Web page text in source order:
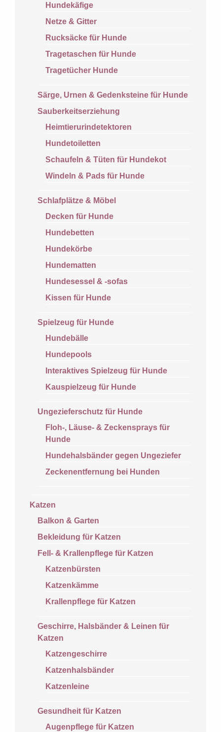
Hundekäfige
Netze & Gitter
Rucksäcke für Hunde
Tragetaschen für Hunde
Tragetücher Hunde
Särge, Urnen & Gedenksteine für Hunde
Sauberkeitserziehung
Heimtierurindetektoren
Hundetoiletten
Schaufeln & Tüten für Hundekot
Windeln & Pads für Hunde
Schlafplätze & Möbel
Decken für Hunde
Hundebetten
Hundekörbe
Hundematten
Hundesessel & -sofas
Kissen für Hunde
Spielzeug für Hunde
Hundebälle
Hundepools
Interaktives Spielzeug für Hunde
Kauspielzeug für Hunde
Ungezieferschutz für Hunde
Floh-, Läuse- & Zeckensprays für
Hunde
Hundehalsbänder gegen Ungeziefer
Zeckenentfernung bei Hunden
Katzen
Balkon & Garten
Bekleidung für Katzen
Fell- & Krallenpflege für Katzen
Katzenbürsten
Katzenkämme
Krallenpflege für Katzen
Geschirre, Halsbänder & Leinen für
Katzen
Katzengeschirre
Katzenhalsbänder
Katzenleine
Gesundheit für Katzen
Augenpflege für Katzen